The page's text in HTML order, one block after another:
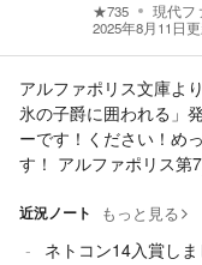
★735 現代フ
2025年8月11日
アルファポリス文庫よ
氷の子爵に囲われる」
ーです！ください！め
す！ アルファポリス第7
近況ノート もっと見る
ネトコン14入賞しま